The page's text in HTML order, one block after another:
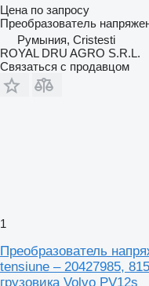
Цена по запросу
Преобразователь
Румыния, Cristesti
ROYAL DRU AGRO S.R.L.
Связаться с продавцом
1
Преобразователь
tensiune – 20427985,
грузовика Volvo PV12s